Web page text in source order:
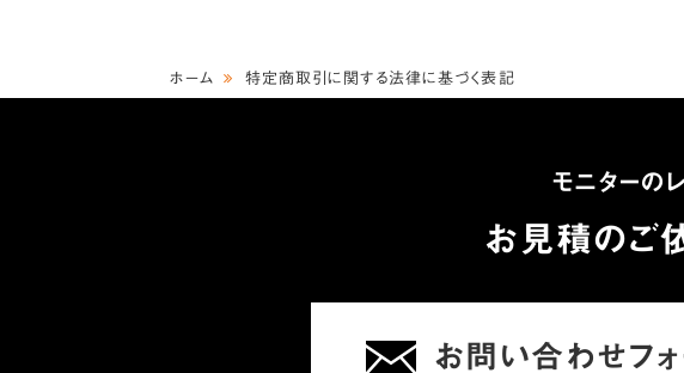
ホーム 特定商取引に関する法律に基づく表記
モニターの
お見積のご
お問い合わせフォ